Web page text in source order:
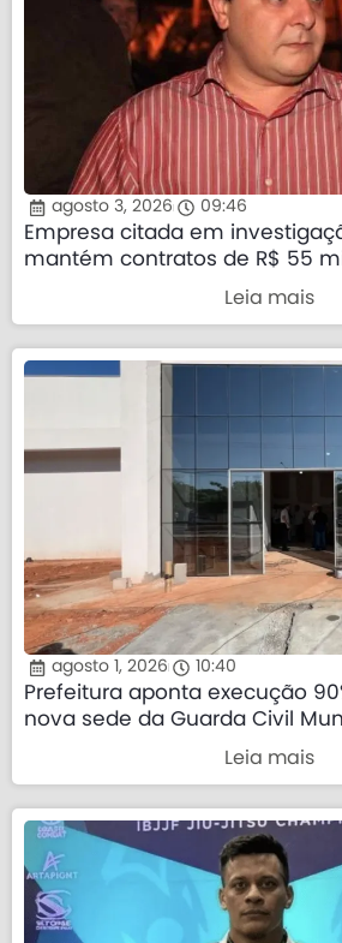
agosto 3, 2026 09:46
Empresa citada em
mantém contratos de R$ 55
Leia mais
agosto 1, 2026 10:40
Prefeitura aponta execução
nova sede da Guarda Civil
Leia mais